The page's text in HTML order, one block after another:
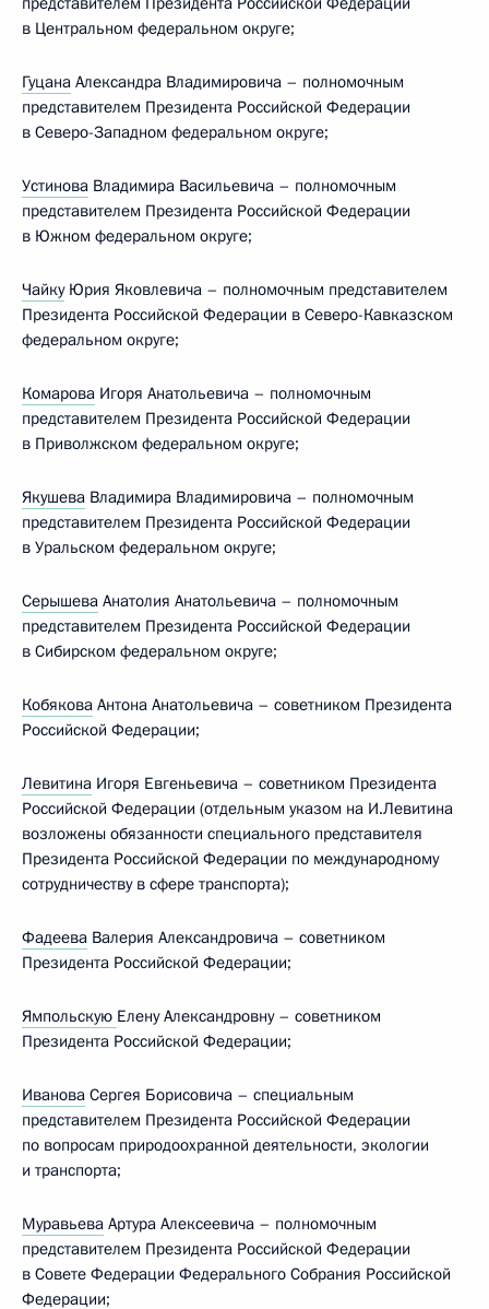
в Центральном федеральном округе;
Гуцана Александра Владимировича – полномочным
представителем Президента Российской Федерации
в Северо-Западном федеральном округе;
Устинова Владимира Васильевича – полномочным
представителем Президента Российской Федерации
в Южном федеральном округе;
ЧайкуЮрия Яковлевича – полномочным представителем
Президента Российской Федерации в Северо-Кавказском
федеральном округе;
Комарова Игоря Анатольевича – полномочным
представителем Президента Российской Федерации
в Приволжском федеральном округе;
Якушева Владимира Владимировича – полномочным
представителем Президента Российской Федерации
в Уральском федеральном округе;
Серышева Анатолия Анатольевича – полномочным
представителем Президента Российской Федерации
в Сибирском федеральном округе;
Кобякова Антона Анатольевича – советником Президента
Российской Федерации;
Левитина Игоря Евгеньевича – советником Президента
Российской Федерации (отдельным указом на И.Левитина
возложены обязанности специального представителя
Президента Российской Федерации по международному
сотрудничеству в сфере транспорта);
Фадеева Валерия Александровича – советником
Президента Российской Федерации;
Ямпольскую Елену Александровну – советником
Президента Российской Федерации;
Иванова Сергея Борисовича – специальным
представителем Президента Российской Федерации
по вопросам природоохранной деятельности, экологии
и транспорта;
Муравьева Артура Алексеевича – полномочным
представителем Президента Российской Федерации
в Совете Федерации Федерального Собрания Российской
Федерации;